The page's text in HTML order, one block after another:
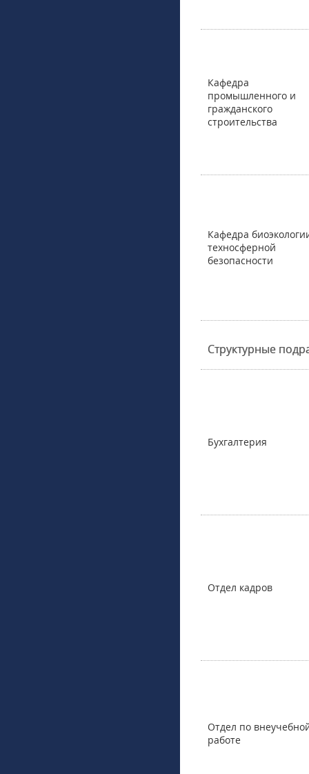
Кафедра
промышленного и
гражданского
строительства
Кафедра
техносферной
безопасности
Структурные
Бухгалтерия
Отдел кадров
Отдел по
работе